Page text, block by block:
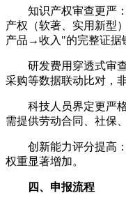
知识产权审查更严：
产权（软著、实用新型
产品→收入"的完整证据
研发费用穿透式审查
采购等数据联动比对，
科技人员界定更严格
需提供劳动合同、社保
创新能力评分提高：
权重显著增加。
四、申报流程